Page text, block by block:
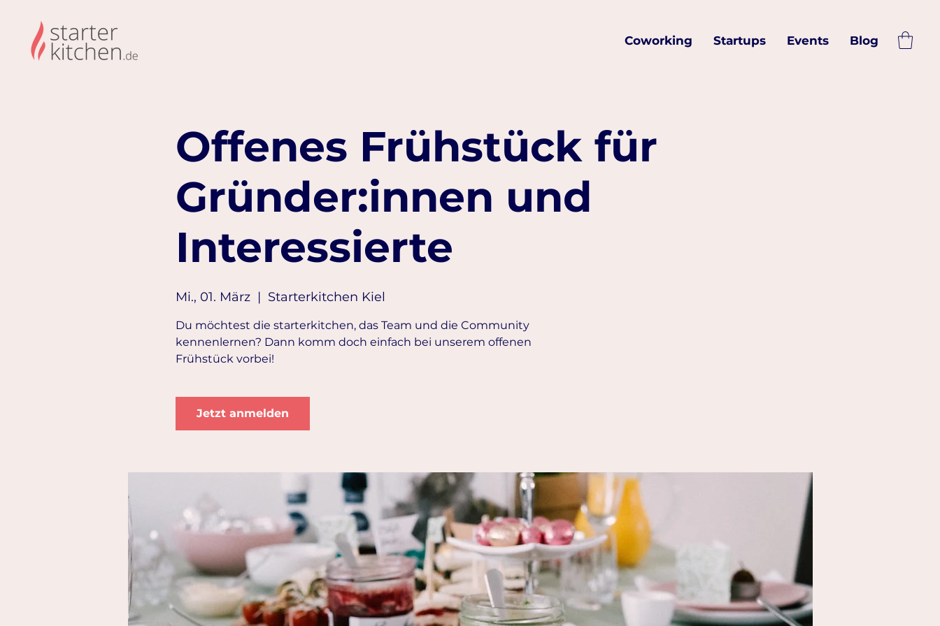
Coworking Startups Events Blog
Offenes Frühstück für
Gründer:innen und
Interessierte
Mi., 01. März
  |
Starterkitchen Kiel
Du möchtest die starterkitchen, das Team und die Community
kennenlernen? Dann komm doch einfach bei unserem offenen
Frühstück vorbei!
Jetzt anmelden